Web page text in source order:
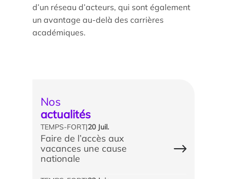
d’un réseau d’acteurs, qui sont également
un avantage au-delà des carrières
académiques.
Nos
actualités
TEMPS-FORT|20 Juil.
Faire de l’accès aux
vacances une cause
nationale